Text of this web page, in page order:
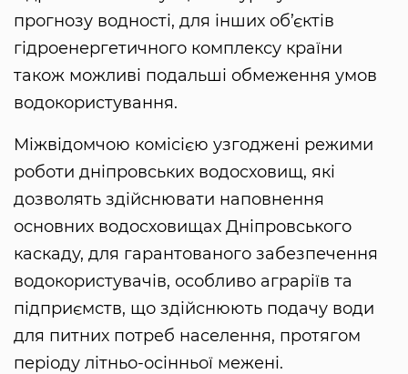
прогнозу водності, для інших об’єктів
гідроенергетичного комплексу країни
також можливі подальші обмеження умов
водокористування.
Міжвідомчою комісією узгоджені режими
роботи дніпровських водосховищ, які
дозволять здійснювати наповнення
основних водосховищах Дніпровського
каскаду, для гарантованого забезпечення
водокористувачів, особливо аграріїв та
підприємств, що здійснюють подачу води
для питних потреб населення, протягом
періоду літньо-осінньої межені.